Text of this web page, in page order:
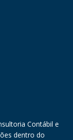
Contábil e
dentro do